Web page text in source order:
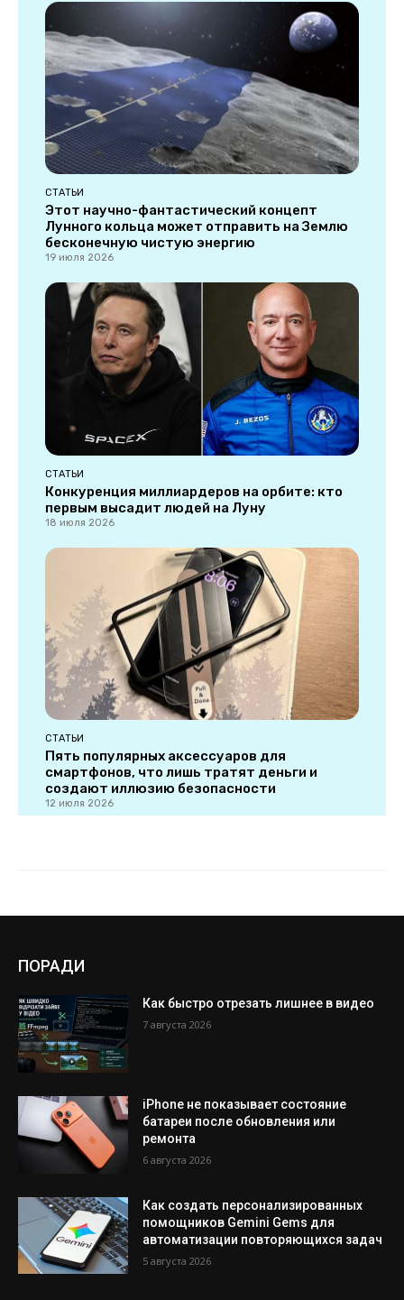
ПОРАДИ
Как быстро отрезать лишнее в видео
7 августа 2026
iPhone не показывает состояние
батареи после обновления или
ремонта
6 августа 2026
Как создать персонализированных
помощников Gemini Gems для
автоматизации повторяющихся задач
5 августа 2026